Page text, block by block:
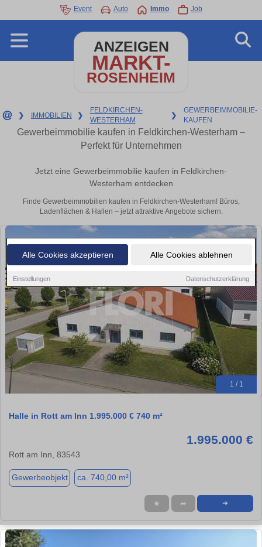
Alle Cookies akzeptieren Alle Cookies ablehnen
Einstellungen Datenschutzerklärung
Event Auto Immo Job
ANZEIGEN
MARKT-
ROSENHEIM
❯ IMMOBILIEN ❯
FELDKIRCHEN-
WESTERHAM
❯
GEWERBEIMMOBILIE-
KAUFEN
Gewerbeimmobilie kaufen in Feldkirchen-Westerham –
Perfekt für Unternehmen
Jetzt eine Gewerbeimmobilie kaufen in Feldkirchen-
Westerham entdecken
Finde Gewerbeimmobilien kaufen in Feldkirchen-Westerham! Büros,
Ladenflächen & Hallen – jetzt attraktive Angebote sichern.
1 / 1
Halle in Rott am Inn 1.995.000 € 740 m²
1.995.000 €
Rott am Inn, 83543
Gewerbeobjekt ca. 740,00 m²
★ ➦ ➜